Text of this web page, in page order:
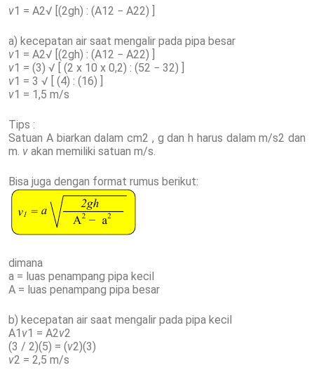
v1 = A2√ [(2gh) : (A12 − A22) ]
a) kecepatan air saat mengalir pada pipa besar
v1 = A2√ [(2gh) : (A12 − A22) ]
v1 = (3) √ [ (2 x 10 x 0,2) : (52 − 32) ]
v1 = 3 √ [ (4) : (16) ]
v1 = 1,5 m/s
Tips :
Satuan A biarkan dalam cm2 , g dan h harus dalam m/s2 dan
m. v akan memiliki satuan m/s.
Bisa juga dengan format rumus berikut:
dimana
a = luas penampang pipa kecil
A = luas penampang pipa besar
b) kecepatan air saat mengalir pada pipa kecil
A1 v1 = A2v2
(3 / 2)(5) = (v2)(3)
v2 = 2,5 m/s